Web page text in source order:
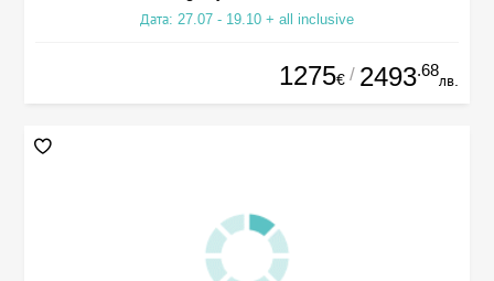
Дата: 27.07 - 19.10 + all inclusive
1275€ / 2493.68
лв.